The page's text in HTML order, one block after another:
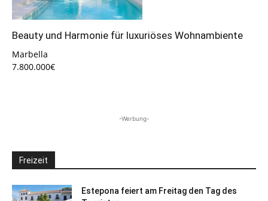
Beauty und Harmonie für luxuriöses Wohnambiente
Marbella
7.800.000€
-Werbung-
Freizeit
Estepona feiert am Freitag den Tag des